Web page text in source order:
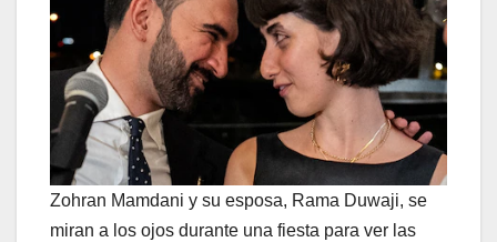
Zohran Mamdani y su esposa, Rama Duwaji, se
miran a los ojos durante una fiesta para ver las